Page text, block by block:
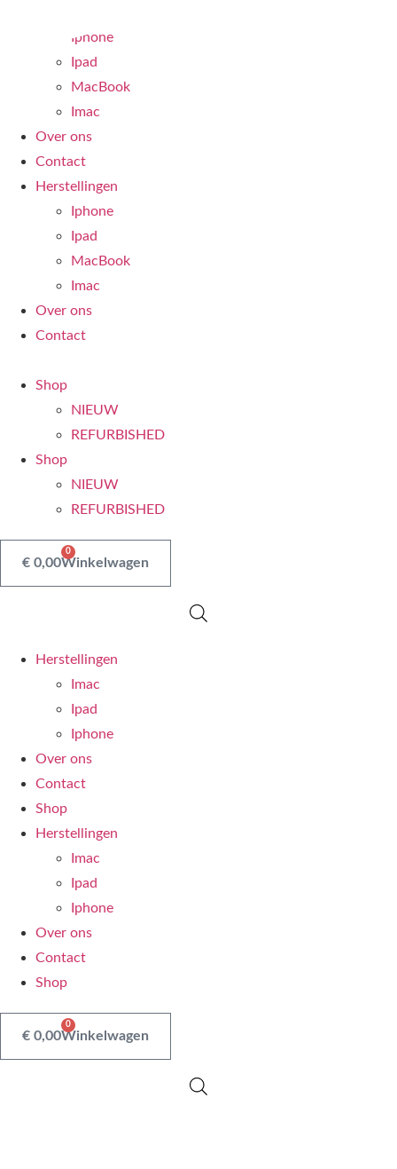
Iphone
Ipad
MacBook
Imac
Over ons
Contact
Herstellingen
Iphone
Ipad
MacBook
Imac
Over ons
Contact
Shop
NIEUW
REFURBISHED
Shop
NIEUW
REFURBISHED
€ 0,00
0
Winkelwagen
Herstellingen
Imac
Ipad
Iphone
Over ons
Contact
Shop
Herstellingen
Imac
Ipad
Iphone
Over ons
Contact
Shop
€ 0,00
0
Winkelwagen